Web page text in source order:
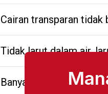
Cairan transparan tidak
Tidak larut dalam air,
Banyak digunakan